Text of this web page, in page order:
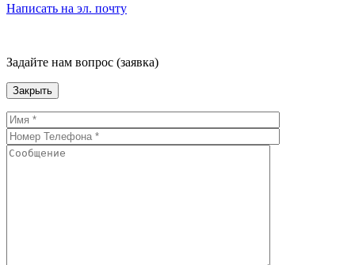
Написать на эл. почту
Задайте нам вопрос (заявка)
Закрыть